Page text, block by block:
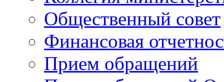
Общественный совет
Финансовая
Прием обращений